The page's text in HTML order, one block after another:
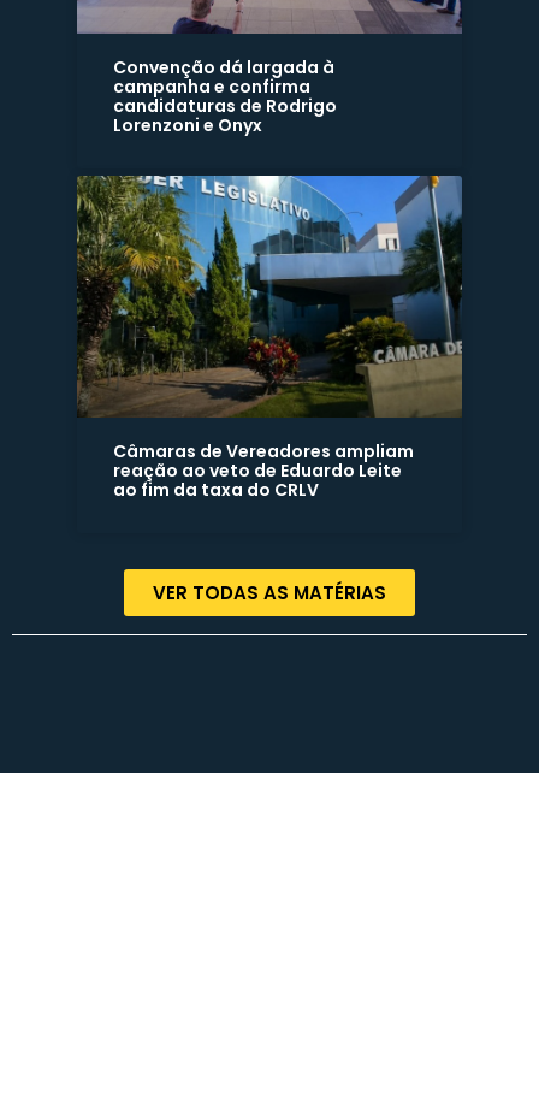
Convenção dá largada à
campanha e confirma
candidaturas de Rodrigo
Lorenzoni e Onyx
Câmaras de Vereadores ampliam
reação ao veto de Eduardo Leite
ao fim da taxa do CRLV
VER TODAS AS MATÉRIAS